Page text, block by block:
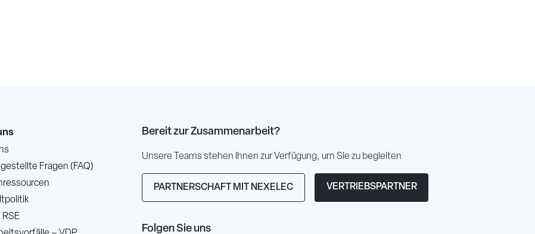
Fragen (FAQ)
Bereit zur Zusammenarbeit?
Unsere Teams stehen Ihnen zur Verfügung, um Sie zu begleiten
PARTNERSCHAFT MIT NEXELEC VERTRIEBSPARTNER
Folgen Sie uns